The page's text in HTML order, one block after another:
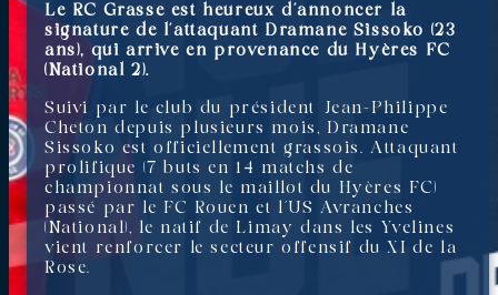
Le RC Grasse est heureux d’annoncer la
signature de l’attaquant Dramane Sissoko (23
ans), qui arrive en provenance du Hyères FC
(National 2).
Suivi par le club du président Jean-Philippe
Cheton depuis plusieurs mois, Dramane
Sissoko est officiellement grassois. Attaquant
prolifique (7 buts en 14 matchs de
championnat sous le maillot du Hyères FC)
passé par le FC Rouen et l’US Avranches
(National), le natif de Limay dans les Yvelines
vient renforcer le secteur offensif du XI de la
Rose.